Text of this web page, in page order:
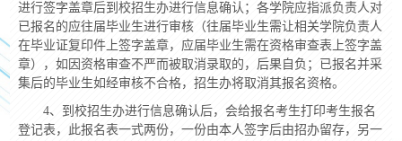
进行签字盖章后到校招生办进行信息确认；各学院应指派负责人对
已报名的应往届毕业生进行审核（往届毕业生需让相关学院负责人
在毕业证复印件上签字盖章，应届毕业生需在资格审查表上签字盖
章），如因资格审查不严而被取消录取的，后果自负；已报名并采
集后的毕业生如经审核不合格，招生办将取消其报名资格。
4、到校招生办进行信息确认后，会给报名考生打印考生报名
登记表，此报名表一式两份，一份由本人签字后由招办留存，另一